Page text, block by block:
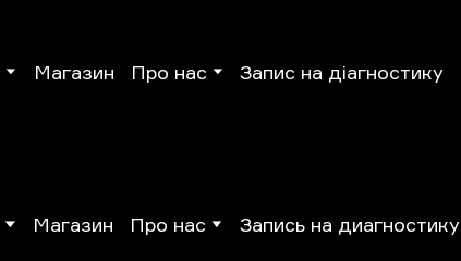
Магазин Про нас Запис на діагностику
Магазин Про нас Запись на диагностику